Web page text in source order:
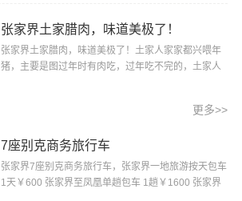
张家界土家腊肉，味道美极了！
张家界土家腊肉，味道美极了！土家人家家都兴喂年
猪，主要是图过年时有肉吃，过年吃不完的，土家人
更多>>
7座别克商务旅行车
张家界7座别克商务旅行车，张家界一地旅游按天包车
1天￥600 张家界至凤凰单趟包车 1趟￥1600 张家界